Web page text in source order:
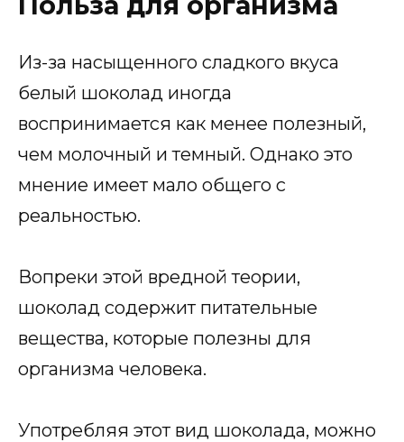
Из-за насыщенного сладкого вкуса
белый шоколад иногда
воспринимается как менее полезный,
чем молочный и темный. Однако это
мнение имеет мало общего с
реальностью.
Вопреки этой вредной теории,
шоколад содержит питательные
вещества, которые полезны для
организма человека.
Употребляя этот вид шоколада, можно